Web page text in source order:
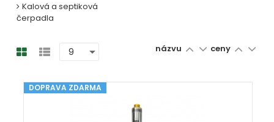
Kalová a septiková
čerpadla
názvu ceny
DOPRAVA ZDARMA